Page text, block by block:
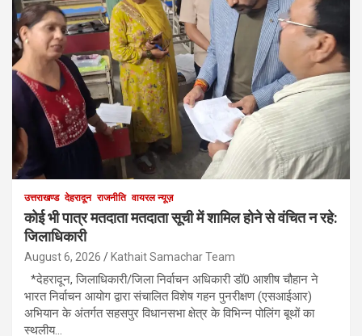
उत्तराखण्ड देहरादून राजनीति वायरल न्यूज़
कोई भी पात्र मतदाता मतदाता सूची में शामिल होने से वंचित न रहे:
जिलाधिकारी
August 6, 2026 Kathait Samachar Team
*देहरादून, जिलाधिकारी/जिला निर्वाचन अधिकारी डॉ0 आशीष चौहान ने
भारत निर्वाचन आयोग द्वारा संचालित विशेष गहन पुनरीक्षण (एसआईआर)
अभियान के अंतर्गत सहसपुर विधानसभा क्षेत्र के विभिन्न पोलिंग बूथों का
स्थलीय…